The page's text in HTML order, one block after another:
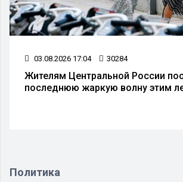
03.08.2026 17:04 30284
Жителям Центральной России
последнюю жаркую волну этим
Политика